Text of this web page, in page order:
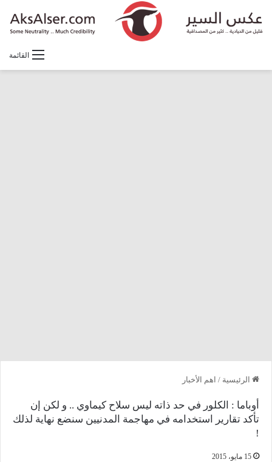
القائمة
الرئيسية / اهم الأخبار
أوباما : الكلور في حد ذاته ليس سلاح كيماوي .. و لكن إن
تأكد تقارير استخدامه في مهاجمة المدنيين سنضع نهاية لذلك
!
15 مايو، 2015